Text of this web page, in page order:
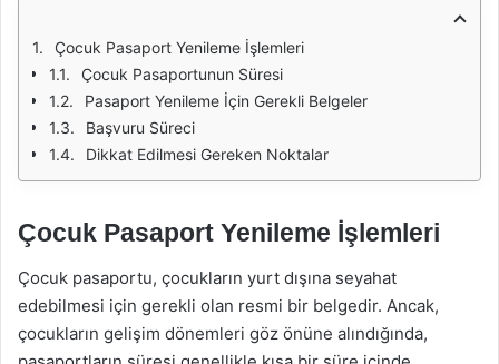
Çocuk Pasaport Yenileme İşlemleri
Çocuk Pasaportunun Süresi
Pasaport Yenileme İçin Gerekli Belgeler
Başvuru Süreci
Dikkat Edilmesi Gereken Noktalar
Çocuk Pasaport Yenileme İşlemleri
Çocuk pasaportu, çocukların yurt dışına seyahat
edebilmesi için gerekli olan resmi bir belgedir. Ancak,
çocukların gelişim dönemleri göz önüne alındığında,